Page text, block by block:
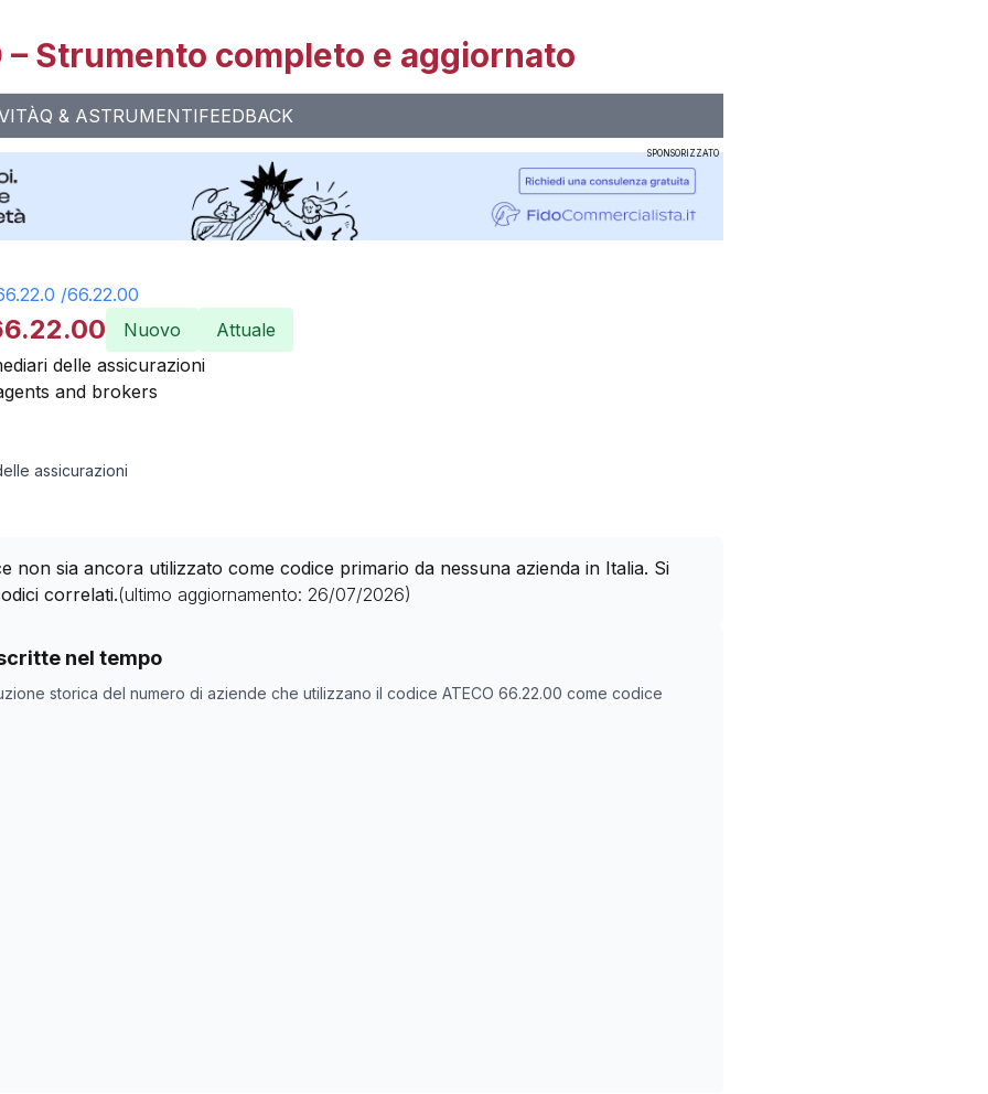
– Strumento completo e aggiornato
Q & ASTRUMENTIFEEDBACK
SPONSORIZZATO
/66.22.00
Nuovo Attuale
delle assicurazioni
and brokers
assicurazioni
non sia ancora utilizzato come codice primario da nessuna azienda in Italia. Si
correlati.(ultimo aggiornamento: 26/07/2026)
nel tempo
storica del numero di aziende che utilizzano il codice ATECO 66.22.00 come codice
con codice ATECO
Numero aziende